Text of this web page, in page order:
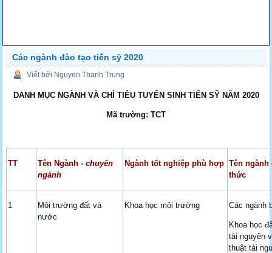
Các ngành đào tạo tiến sỹ 2020
Viết bởi Nguyen Thanh Trung
DANH MỤC NGÀNH VÀ CHỈ TIÊU TUYỂN SINH TIẾN SỸ NĂM 2020
Mã trường: TCT
TT Tên Ngành -chuyên
ngành
Ngành tốt nghiệp phù hợp Tên
thức
1
Môi trường đất và
nước
Khoa học môi trường Các ngành
Khoa học
tài nguyên
thuật tài